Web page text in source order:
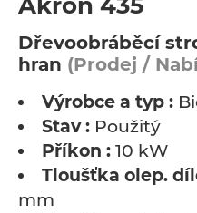
Dřevoobráběcí
hran (Prodej /
Výrobce a typ :
Stav : Použitý
Příkon : 10 kW
Tloušťka olep.
mm